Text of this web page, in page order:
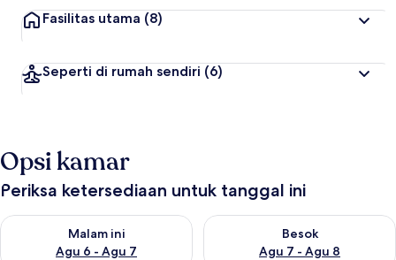
Fasilitas utama (8)
Seperti di rumah sendiri (6)
Opsi kamar
Periksa ketersediaan untuk tanggal ini
Malam ini
Agu 6 - Agu 7
Periksa ketersediaan untuk malam ini Agu 6 - Agu 7
Besok
Agu 7 - Agu 8
Periksa ketersediaan untuk